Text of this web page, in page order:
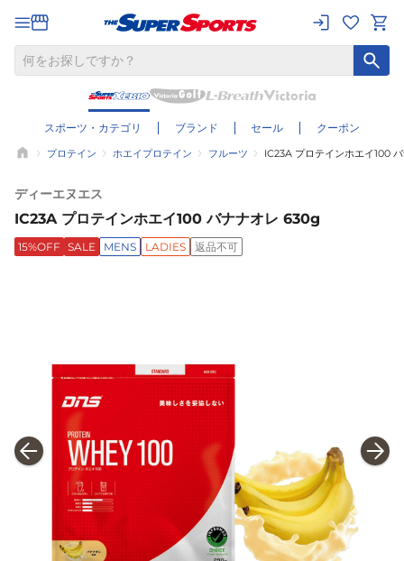
スポーツ・カテゴリ ブランド セール クーポン
プロテイン ホエイプロテイン フルーツ IC23A プロテインホエイ100
ディーエヌエス
IC23A プロテインホエイ100 バナナオレ 630g
15%OFF SALE MENS LADIES 返品不可